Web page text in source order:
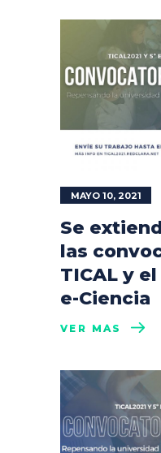
MAYO 10, 2021
Se
las
TICAL y
e-Ciencia
VER MÁS